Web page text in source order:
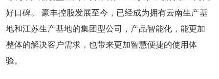
好口碑。 豪丰控股发展至今，已经成为拥有云南生产基
地和江苏生产基地的集团型公司，产品智能化，能更加
整体的解决客户需求，也带来更加智慧便捷的使用体
验。